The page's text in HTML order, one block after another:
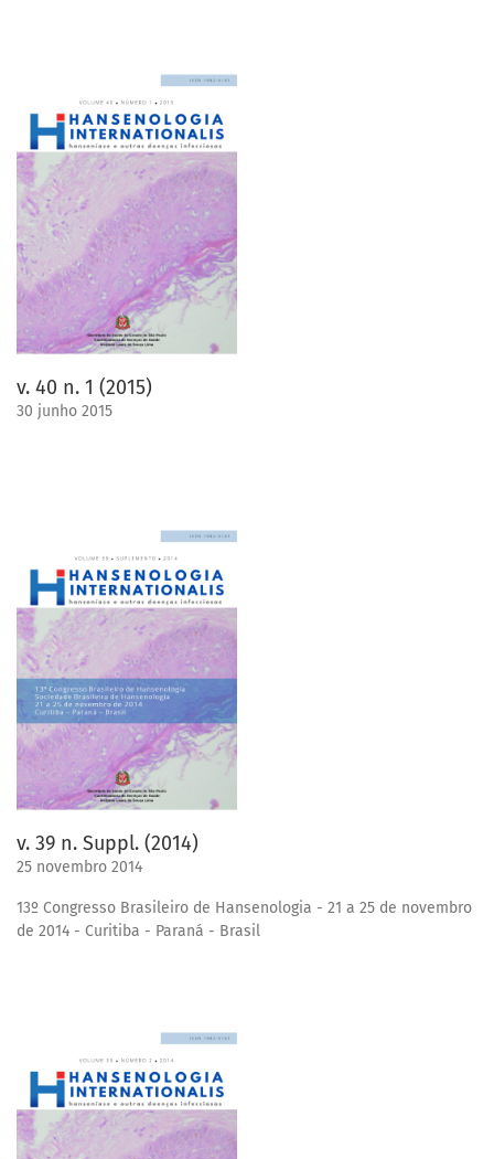
v. 40 n. 1 (2015)
30 junho 2015
v. 39 n. Suppl. (2014)
25 novembro 2014
13º Congresso Brasileiro de Hansenologia - 21 a 25 de novembro
de 2014 - Curitiba - Paraná - Brasil